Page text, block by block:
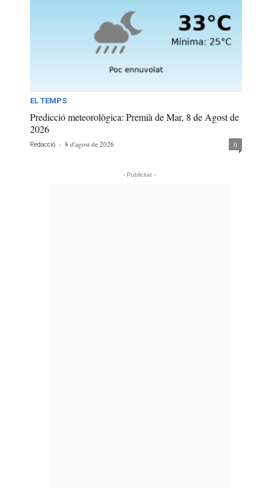
EL TEMPS
Predicció meteorològica: Premià de Mar, 8 de Agost de
2026
Redacció - 8 d'agost de 2026 0
- Publicitat -